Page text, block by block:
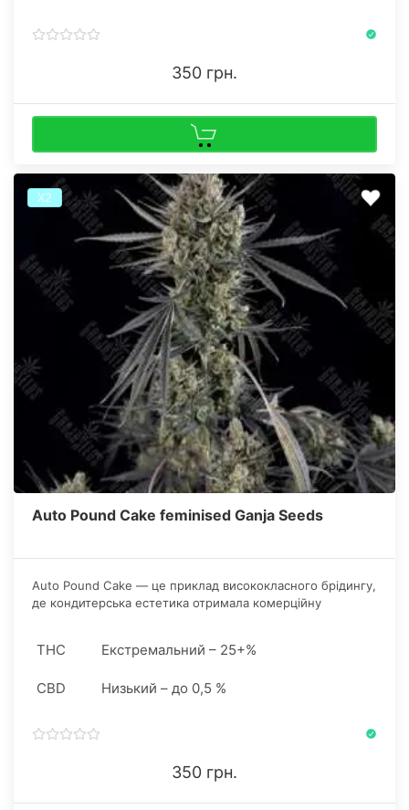
350 грн.
Х2
Auto Pound Cake feminised Ganja Seeds
Auto Pound Cake — це приклад висококласного брідингу,
де кондитерська естетика отримала комерційну
THC Екстремальний – 25+%
CBD Низький – до 0,5 %
350 грн.